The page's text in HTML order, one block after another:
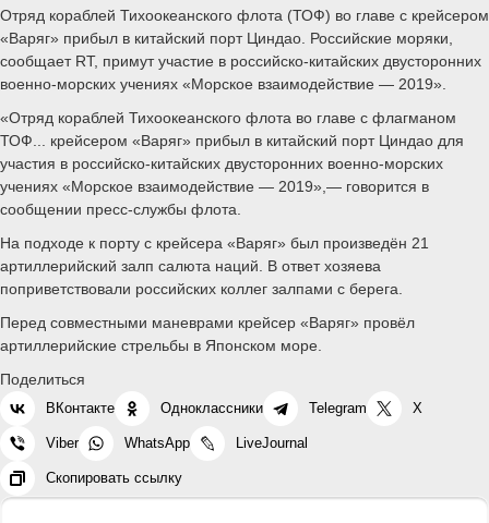
Отряд кораблей Тихоокеанского флота (ТОФ) во главе с крейсером
«Варяг» прибыл в китайский порт Циндао. Российские моряки,
сообщает RT, примут участие в российско-китайских двусторонних
военно-морских учениях «Морское взаимодействие — 2019».
«Отряд кораблей Тихоокеанского флота во главе с флагманом
ТОФ... крейсером «Варяг» прибыл в китайский порт Циндао для
участия в российско-китайских двусторонних военно-морских
учениях «Морское взаимодействие — 2019»,— говорится в
сообщении пресс-службы флота.
На подходе к порту с крейсера «Варяг» был произведён 21
артиллерийский залп салюта наций. В ответ хозяева
поприветствовали российских коллег залпами с берега.
Перед совместными маневрами крейсер «Варяг» провёл
артиллерийские стрельбы в Японском море.
Поделиться
ВКонтакте Одноклассники Telegram X
Viber WhatsApp LiveJournal
Скопировать ссылку